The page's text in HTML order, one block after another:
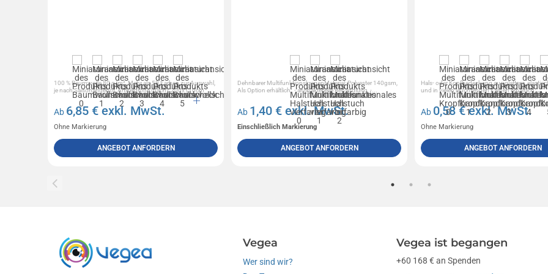
100 % Baumwolle 80 g/m², Mehr als 50 Farben zur Auswahl,
je nach Saisonangebot, Artikelgröße (flach): 200x110cm
Ab 6,85 € exkl. MwSt.
Ohne Markierung
ANGEBOT ANFORDERN
Dehnbarer MultifunktionskragenMaterial: Polyester 140gsm,
Als Option erhältlich:, - antibakterielle Behandlung, -...
Ab 1,40 € exkl. MwSt.
Einschließlich Markierung
ANGEBOT ANFORDERN
Hals- oder Kopfbedeckung aus glattem,
und in vielen leuchtenden Farben erhältlich
Ab 0,58€ exkl. MwSt.
Ohne Markierung
ANGEBOT ANFORDERN
Vegea
Wer sind wir?
Vegea ist begangen
+60 168 € an Spenden